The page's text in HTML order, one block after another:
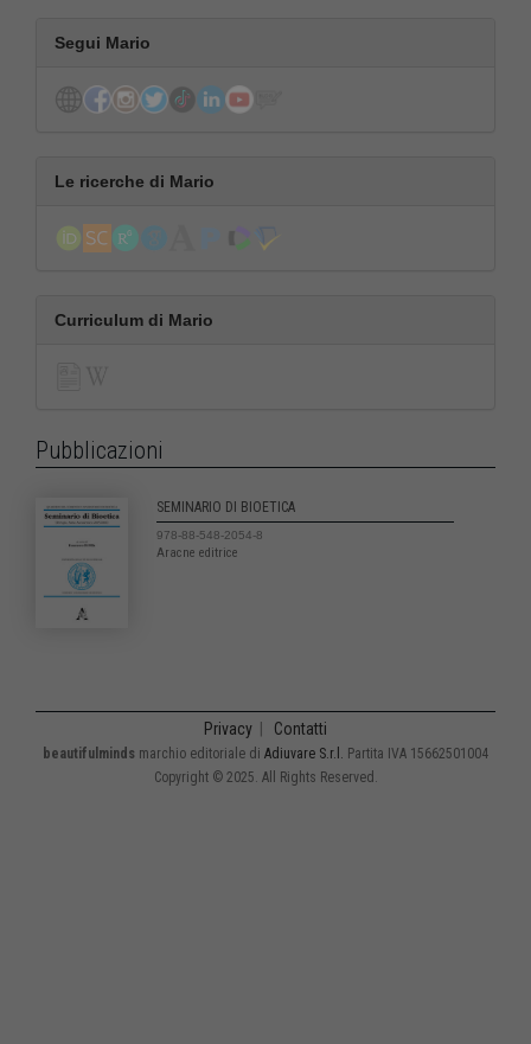
Segui Mario
Le ricerche di Mario
Curriculum di Mario
Pubblicazioni
SEMINARIO DI BIOETICA
978-88-548-2054-8
Aracne editrice
Privacy Contatti
beautifulminds marchio editoriale di Adiuvare S.r.l.
Partita IVA 15662501004
Copyright © 2025. All Rights Reserved.